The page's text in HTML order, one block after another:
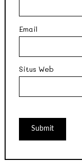
Email
Situs Web